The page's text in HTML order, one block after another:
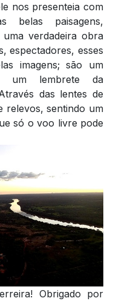
nos presenteia com
belas paisagens,
verdadeira obra
espectadores, esses
imagens; são um
um lembrete da
das lentes de
relevos, sentindo um
só o voo livre pode
Obrigado por